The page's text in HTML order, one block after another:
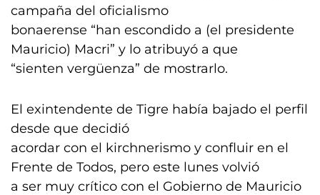
campaña del oficialismo
bonaerense “han escondido a (el presidente
Mauricio) Macri” y lo atribuyó a que
“sienten vergüenza” de mostrarlo.
El exintendente de Tigre había bajado el perfil
desde que decidió
acordar con el kirchnerismo y confluir en el
Frente de Todos, pero este lunes volvió
a ser muy crítico con el Gobierno de Mauricio